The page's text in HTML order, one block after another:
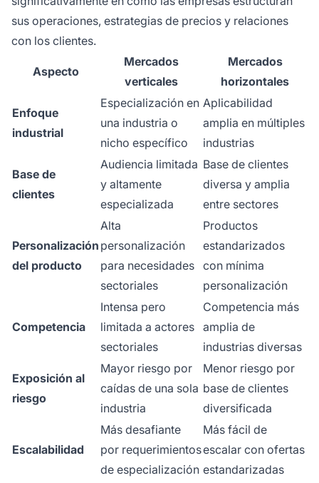
sus operaciones, estrategias de precios y relaciones
con los clientes.
Aspecto
Mercados
verticales
Mercados
horizontales
Enfoque
industrial
Especialización en
una industria o
nicho específico
Aplicabilidad
amplia en múltiples
industrias
Base de
clientes
Audiencia limitada
y altamente
especializada
Base de clientes
diversa y amplia
entre sectores
Personalización
del producto
Alta
personalización
para necesidades
sectoriales
Productos
estandarizados
con mínima
personalización
Competencia
Intensa pero
limitada a actores
sectoriales
Competencia más
amplia de
industrias diversas
Exposición al
riesgo
Mayor riesgo por
caídas de una sola
industria
Menor riesgo por
base de clientes
diversificada
Escalabilidad
Más desafiante
por requerimientos
de especialización
Más fácil de
escalar con ofertas
estandarizadas